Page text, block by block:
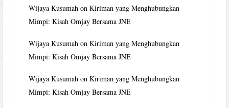
Wijaya Kusumah onKiriman yang Menghubungkan
Mimpi: Kisah Omjay Bersama JNE
Wijaya Kusumah onKiriman yang Menghubungkan
Mimpi: Kisah Omjay Bersama JNE
Wijaya Kusumah onKiriman yang Menghubungkan
Mimpi: Kisah Omjay Bersama JNE